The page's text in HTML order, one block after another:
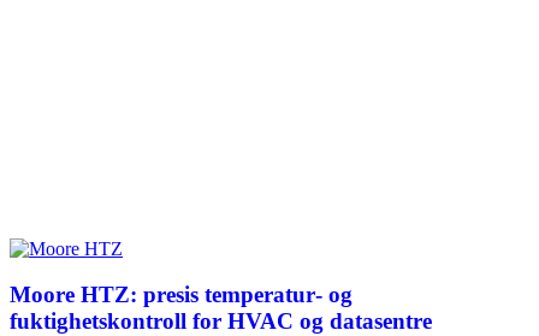
Moore HTZ: presis temperatur‑ og
fuktighetskontroll for HVAC og datasentre